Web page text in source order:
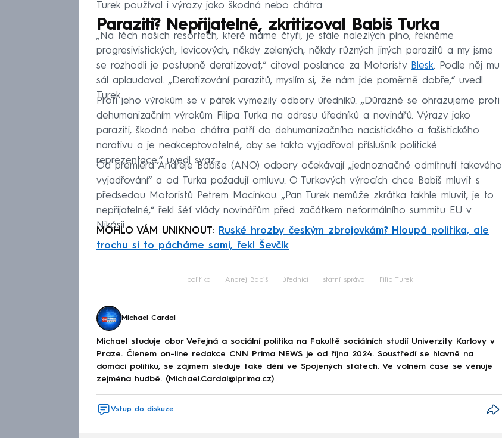
Turek používal i výrazy jako škodná nebo chátra.
Paraziti? Nepřijatelné, zkritizoval Babiš Turka
„Na těch našich resortech, které máme čtyři, je stále nalezlých plno, řekněme
progresivistických, levicových, někdy zelených, někdy různých jiných parazitů a my jsme
se rozhodli je postupně deratizovat,“ citoval poslance za Motoristy Blesk. Podle něj mu
sál aplaudoval. „Deratizování parazitů, myslím si, že nám jde poměrně dobře,“ uvedl
Turek.
Proti jeho výrokům se v pátek vymezily odbory úředníků. „Důrazně se ohrazujeme proti
dehumanizačním výrokům Filipa Turka na adresu úředníků a novinářů. Výrazy jako
paraziti, škodná nebo chátra patří do dehumanizačního nacistického a fašistického
narativu a je neakceptovatelné, aby se takto vyjadřoval příslušník politické
reprezentace,“ uvedl svaz.
Od premiéra Andreje Babiše (ANO) odbory očekávají „jednoznačné odmítnutí takového
vyjadřování“ a od Turka požadují omluvu. O Turkových výrocích chce Babiš mluvit s
předsedou Motoristů Petrem Macinkou. „Pan Turek nemůže zkrátka takhle mluvit, je to
nepřijatelné,“ řekl šéf vlády novinářům před začátkem neformálního summitu EU v
Nikósii.
MOHLO VÁM UNIKNOUT:
Ruské hrozby českým zbrojovkám? Hloupá politika, ale
trochu si to pácháme sami, řekl Ševčík
politika Andrej Babiš úředníci státní správa Filip Turek
Michael Cardal
Michael studuje obor Veřejná a sociální politika na Fakultě sociálních studií Univerzity Karlovy v
Praze. Členem on-line redakce CNN Prima NEWS je od října 2024. Soustředí se hlavně na
domácí politiku, se zájmem sleduje také dění ve Spojených státech. Ve volném čase se věnuje
zejména hudbě. (Michael.Cardal@iprima.cz)
Vstup do diskuze